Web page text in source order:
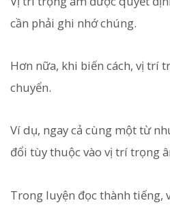
cần phải ghi nhớ chúng.
Hơn nữa, khi biến cách, vị trí
chuyển.
Ví dụ, ngay cả cùng một từ
đổi tùy thuộc vào vị trí trọng
Trong luyện đọc thành tiếng,